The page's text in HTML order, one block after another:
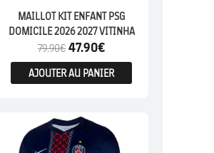
MAILLOT KIT ENFANT PSG
DOMICILE 2026 2027 VITINHA
79.90€ 47.90€
AJOUTER AU PANIER